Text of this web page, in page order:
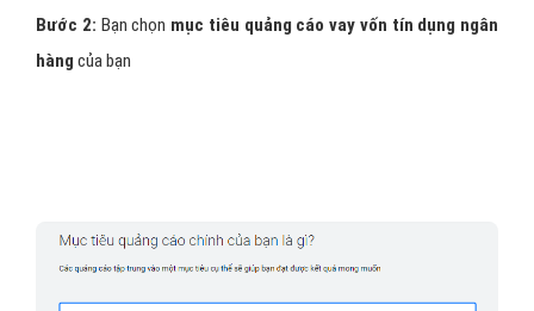
Bước 2: Bạn chọn mục tiêu quảng cáo vay vốn tín dụng ngân
hàng của bạn